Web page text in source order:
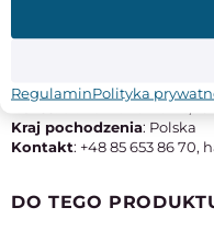
Producent: Zakład
Adres
: ul. Komunalna 4c, 15-
Kraj pochodzenia: Polska
Kontakt: +48 85 653 86
DO TEGO
RegulaminPolityka